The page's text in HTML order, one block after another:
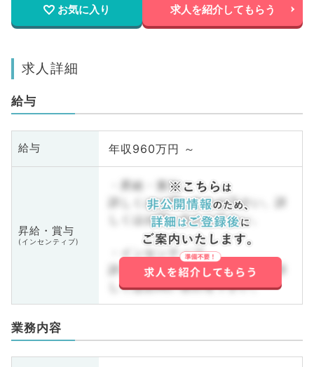
お気に入り 求人を紹介してもらう
求人詳細
給与
給与 年収960万円 ～
昇給・賞与
(インセンティブ)
・昇給・賞与
詳しくはお問い合わせ下さい。詳
しくはお問い合わせ下さい。
・インセンティブ
詳しくはお問い合わせ下さい。詳
しくはお問い合わせ下さい。
業務内容